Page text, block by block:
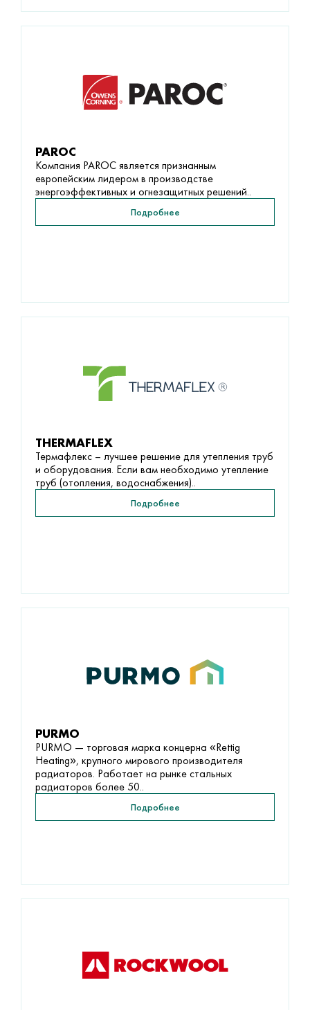
PAROC
Компания PAROC является признанным
европейским лидером в производстве
энергоэффективных и огнезащитных решений..
Подробнее
THERMAFLEX
Термафлекс – лучшее решение для утепления труб
и оборудования. Если вам необходимо утепление
труб (отопления, водоснабжения)..
Подробнее
PURMO
PURMO — торговая марка концерна «Rettig
Heating», крупного мирового производителя
радиаторов. Работает на рынке стальных
радиаторов более 50..
Подробнее